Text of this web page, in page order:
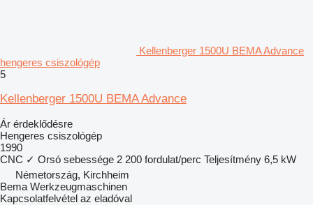
Kellenberger 1500U BEMA Advance
hengeres csiszológép
5
Kellenberger 1500U BEMA Advance
Ár érdeklődésre
Hengeres csiszológép
1990
CNC ✓ Orsó sebessége 2 200 fordulat/perc Teljesítmény 6,5 kW
Németország, Kirchheim
Bema Werkzeugmaschinen
Kapcsolatfelvétel az eladóval